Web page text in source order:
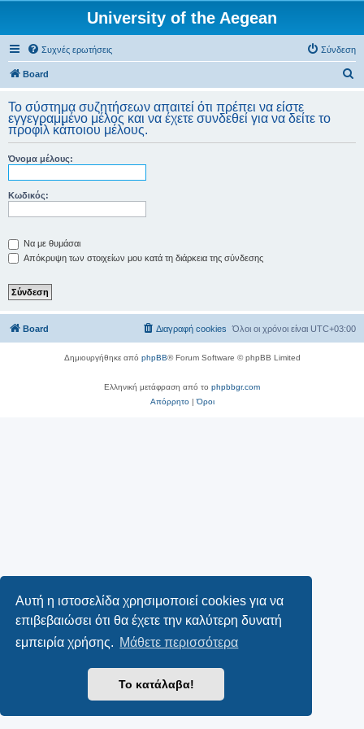
Αυτή η ιστοσελίδα χρησιμοποιεί cookies για να
επιβεβαιώσει ότι θα έχετε την καλύτερη δυνατή
εμπειρία χρήσης. Μάθετε περισσότερα
Το κατάλαβα!
University of the Aegean
Συχνές ερωτήσεις Σύνδεση
Board
Το σύστημα συζητήσεων απαιτεί ότι πρέπει να είστε
εγγεγραμμένο μέλος και να έχετε συνδεθεί για να δείτε το
προφίλ κάποιου μέλους.
Όνομα μέλους:
Κωδικός:
Να με θυμάσαι
Απόκρυψη των στοιχείων μου κατά τη διάρκεια της σύνδεσης
Board Όλοι οι χρόνοι είναι UTC+03:00
Διαγραφή cookies
Δημιουργήθηκε από phpBB® Forum Software © phpBB Limited
Ελληνική μετάφραση από το phpbbgr.com
Απόρρητο|Όροι